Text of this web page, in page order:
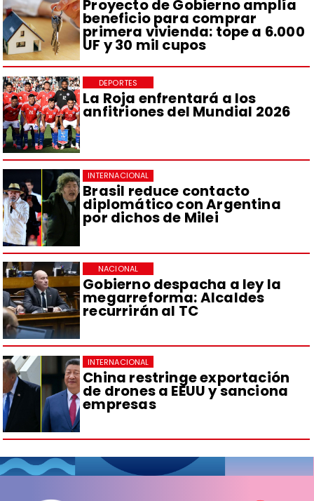
Proyecto de Gobierno amplía
beneficio para comprar
primera vivienda: tope a 6.000
UF y 30 mil cupos
La Roja enfrentará a los
anfitriones del Mundial 2026
DEPORTES
Brasil reduce contacto
diplomático con Argentina
por dichos de Milei
INTERNACIONAL
Gobierno despacha a ley la
megarreforma: Alcaldes
recurrirán al TC
NACIONAL
China restringe exportación
de drones a EEUU y sanciona
empresas
INTERNACIONAL